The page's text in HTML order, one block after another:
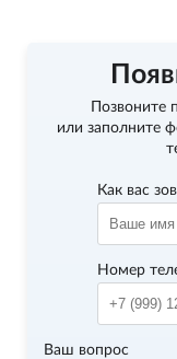
Позвоните
или заполните
Как вас
Номер
Ваш вопрос